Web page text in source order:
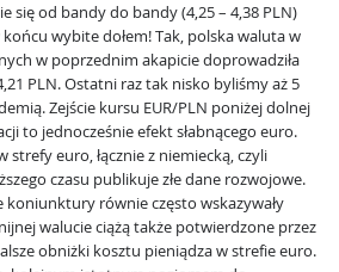
się od bandy do bandy (4,25 – 4,38 PLN)
wybite dołem! Tak, polska waluta w
w poprzednim akapicie doprowadziła
PLN. Ostatni raz tak nisko byliśmy aż 5
Zejście kursu EUR/PLN poniżej dolnej
to jednocześnie efekt słabnącego euro.
euro, łącznie z niemiecką, czyli
czasu publikuje złe dane rozwojowe.
koniunktury równie często wskazywały
walucie ciążą także potwierdzone przez
obniżki kosztu pieniądza w strefie euro.